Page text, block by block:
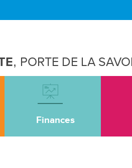
, PORTE DE LA
Finances